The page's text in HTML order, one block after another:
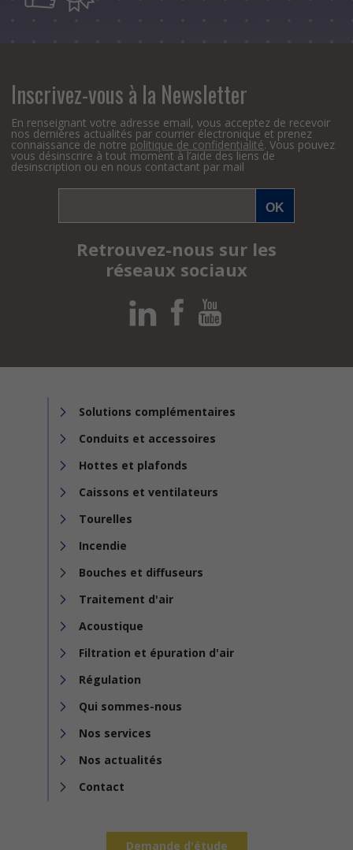
Inscrivez-vous à la Newsletter
En renseignant votre adresse email, vous acceptez de recevoir
nos dernières actualités par courrier électronique et prenez
connaissance de notre politique de confidentialité. Vous pouvez
vous désinscrire à tout moment à l’aide des liens de
desinscription ou en nous contactant par mail
Retrouvez-nous sur les
réseaux sociaux
Solutions complémentaires
Conduits et accessoires
Hottes et plafonds
Caissons et ventilateurs
Tourelles
Incendie
Bouches et diffuseurs
Traitement d'air
Acoustique
Filtration et épuration d'air
Régulation
Qui sommes-nous
Nos services
Nos actualités
Contact
Demande d'étude